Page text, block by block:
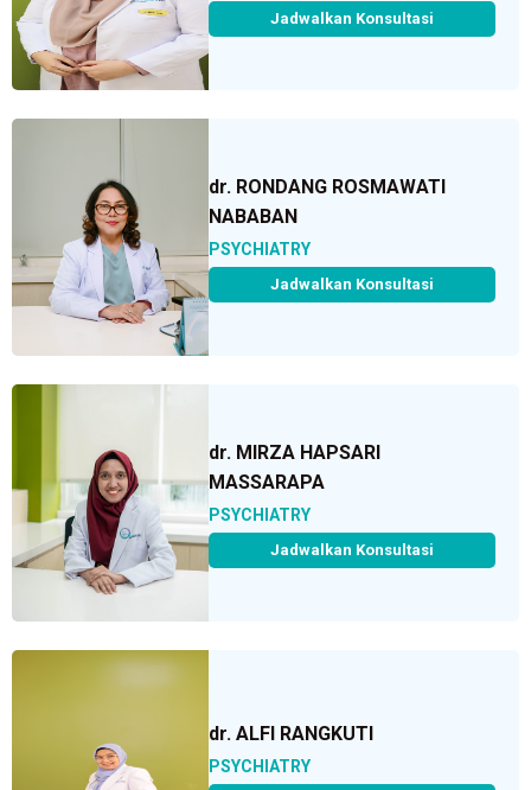
Jadwalkan Konsultasi
dr. RONDANG ROSMAWATI
NABABAN
PSYCHIATRY
Jadwalkan Konsultasi
dr. MIRZA HAPSARI
MASSARAPA
PSYCHIATRY
Jadwalkan Konsultasi
dr. ALFI RANGKUTI
PSYCHIATRY